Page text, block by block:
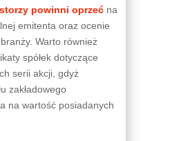
powinni oprzeć na
emitenta oraz ocenie
Warto również
spółek dotyczące
serii akcji, gdyż
zakładowego
na wartość posiadanych